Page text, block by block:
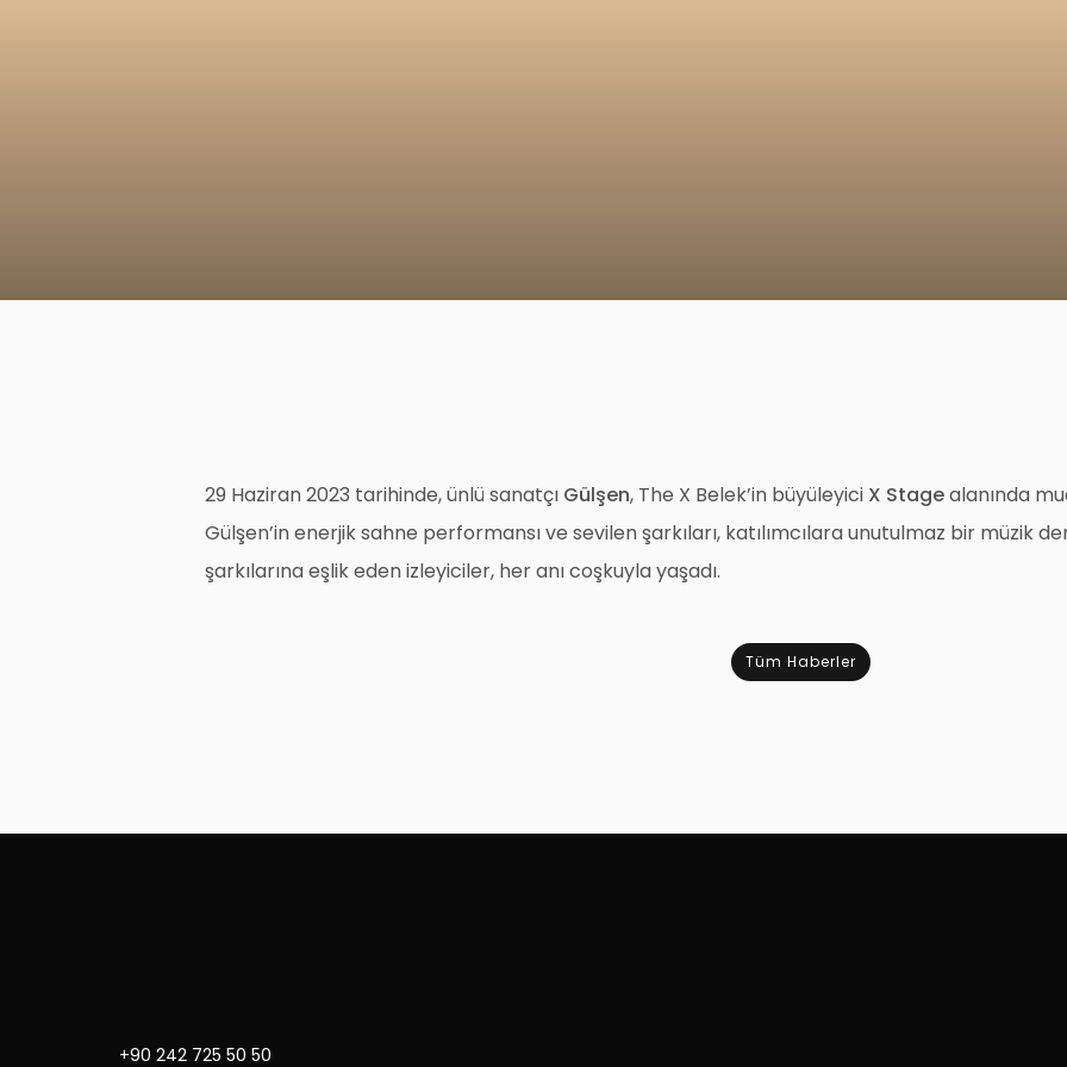
29 Haziran 2023 tarihinde, ünlü sanatçı Gülşen, The X Belek’in büyüleyici X Stagealanında
Gülşen’in enerjik sahne performansı ve sevilen şarkıları, katılımcılara unutulmaz bir müzik
şarkılarına eşlik eden izleyiciler, her anı coşkuyla yaşadı.
Tüm Haberler
+90 242 725 50 50